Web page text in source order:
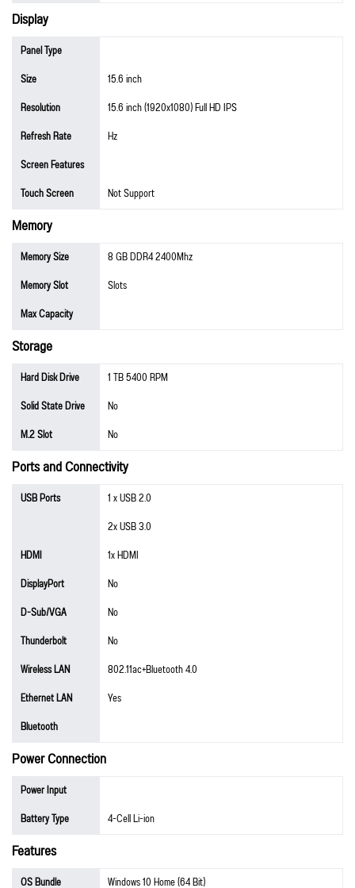
Display
Panel Type
Size
15.6 inch
Resolution
15.6 inch (1920x1080) Full HD IPS
Refresh Rate
Hz
Screen Features
Touch Screen
Not Support
Memory
Memory Size
8 GB DDR4 2400Mhz
Memory Slot
Slots
Max Capacity
Storage
Hard Disk Drive
1 TB 5400 RPM
Solid State Drive
No
M.2 Slot
No
Ports and Connectivity
USB Ports
1 x USB 2.0
2x USB 3.0
HDMI
1x HDMI
DisplayPort
No
D-Sub/VGA
No
Thunderbolt
No
Wireless LAN
802.11ac+Bluetooth 4.0
Ethernet LAN
Yes
Bluetooth
Power Connection
Power Input
Battery Type
4-Cell Li-ion
Features
OS Bundle Windows 10 Home (64 Bit)